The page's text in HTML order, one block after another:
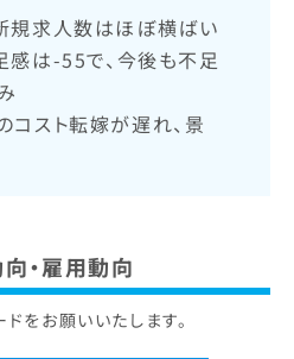
規求人数はほぼ横ばい
感は-55で、今後も不足
スト転嫁が遅れ、景
・雇用動向
をお願いいたします。